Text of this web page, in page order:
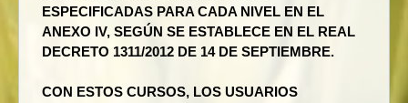
ESPECIFICADAS PARA CADA NIVEL EN EL
ANEXO IV, SEGÚN SE ESTABLECE EN EL REAL
DECRETO 1311/2012 DE 14 DE SEPTIEMBRE.
CON ESTOS CURSOS, LOS USUARIOS